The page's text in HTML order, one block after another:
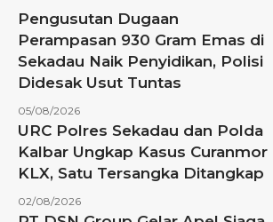
Pengusutan Dugaan
Perampasan 930 Gram Emas di
Sekadau Naik Penyidikan, Polisi
Didesak Usut Tuntas
05/08/2026
URC Polres Sekadau dan Polda
Kalbar Ungkap Kasus Curanmor
KLX, Satu Tersangka Ditangkap
02/08/2026